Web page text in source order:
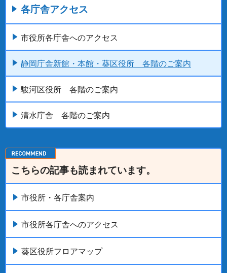
各庁舎アクセス
市役所各庁舎へのアクセス
静岡庁舎新館・本館・葵区役所 各階のご案内
駿河区役所 各階のご案内
清水庁舎 各階のご案内
こちらの記事も読まれています。
市役所・各庁舎案内
市役所各庁舎へのアクセス
葵区役所フロアマップ